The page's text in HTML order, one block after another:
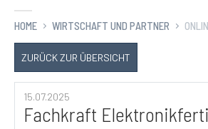
HOME WIRTSCHAFT UND PARTNER
ZURÜCK ZUR ÜBERSICHT
15.07.2025
Fachkraft